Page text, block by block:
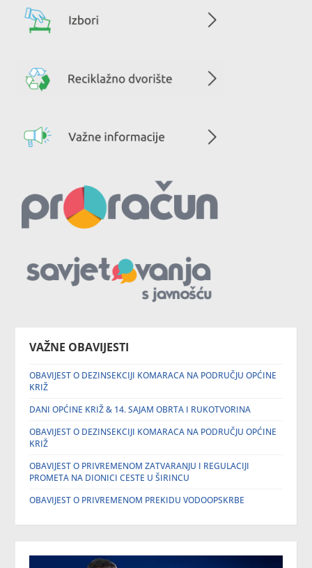
VAŽNE OBAVIJESTI
OBAVIJEST O DEZINSEKCIJI KOMARACA NA PODRUČJU OPĆINE
KRIŽ
DANI OPĆINE KRIŽ & 14. SAJAM OBRTA I RUKOTVORINA
OBAVIJEST O DEZINSEKCIJI KOMARACA NA PODRUČJU OPĆINE
KRIŽ
OBAVIJEST O PRIVREMENOM ZATVARANJU I REGULACIJI
PROMETA NA DIONICI CESTE U ŠIRINCU
OBAVIJEST O PRIVREMENOM PREKIDU VODOOPSKRBE